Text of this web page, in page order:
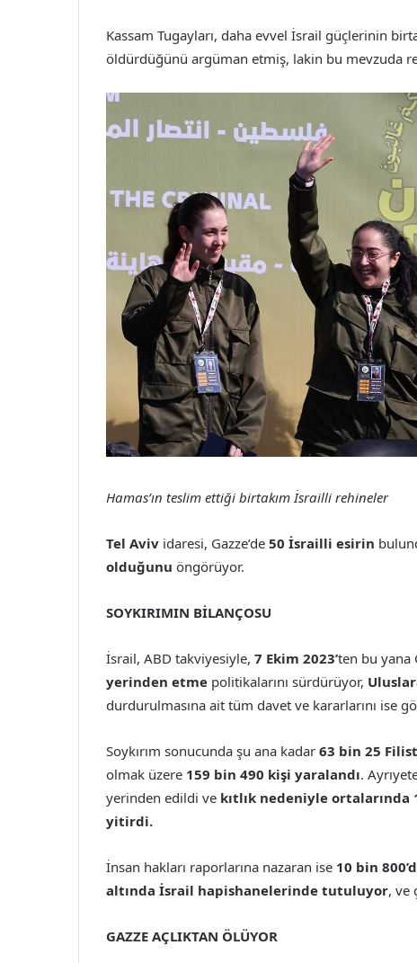
Kassam Tugayları, daha evvel İsrail güçlerinin
öldürdüğünü argüman etmiş, lakin bu mevzuda
Hamas’ın teslim ettiği birtakım İsrailli rehineler
Tel Aviv idaresi, Gazze’de 50 İsrailli esirin
olduğunu öngörüyor.
SOYKIRIMIN BİLANÇOSU
İsrail, ABD takviyesiyle, 7 Ekim 2023’ten bu yana
yerinden etme politikalarını sürdürüyor,
durdurulmasına ait tüm davet ve kararlarını ise
Soykırım sonucunda şu ana kadar 63 bin 25
olmak üzere 159 bin 490 kişi yaralandı.
yerinden edildi ve kıtlık nedeniyle
yitirdi.
İnsan hakları raporlarına nazaran ise 10 bin
altında İsrail hapishanelerinde tutuluyor, ve
GAZZE AÇLIKTAN ÖLÜYOR